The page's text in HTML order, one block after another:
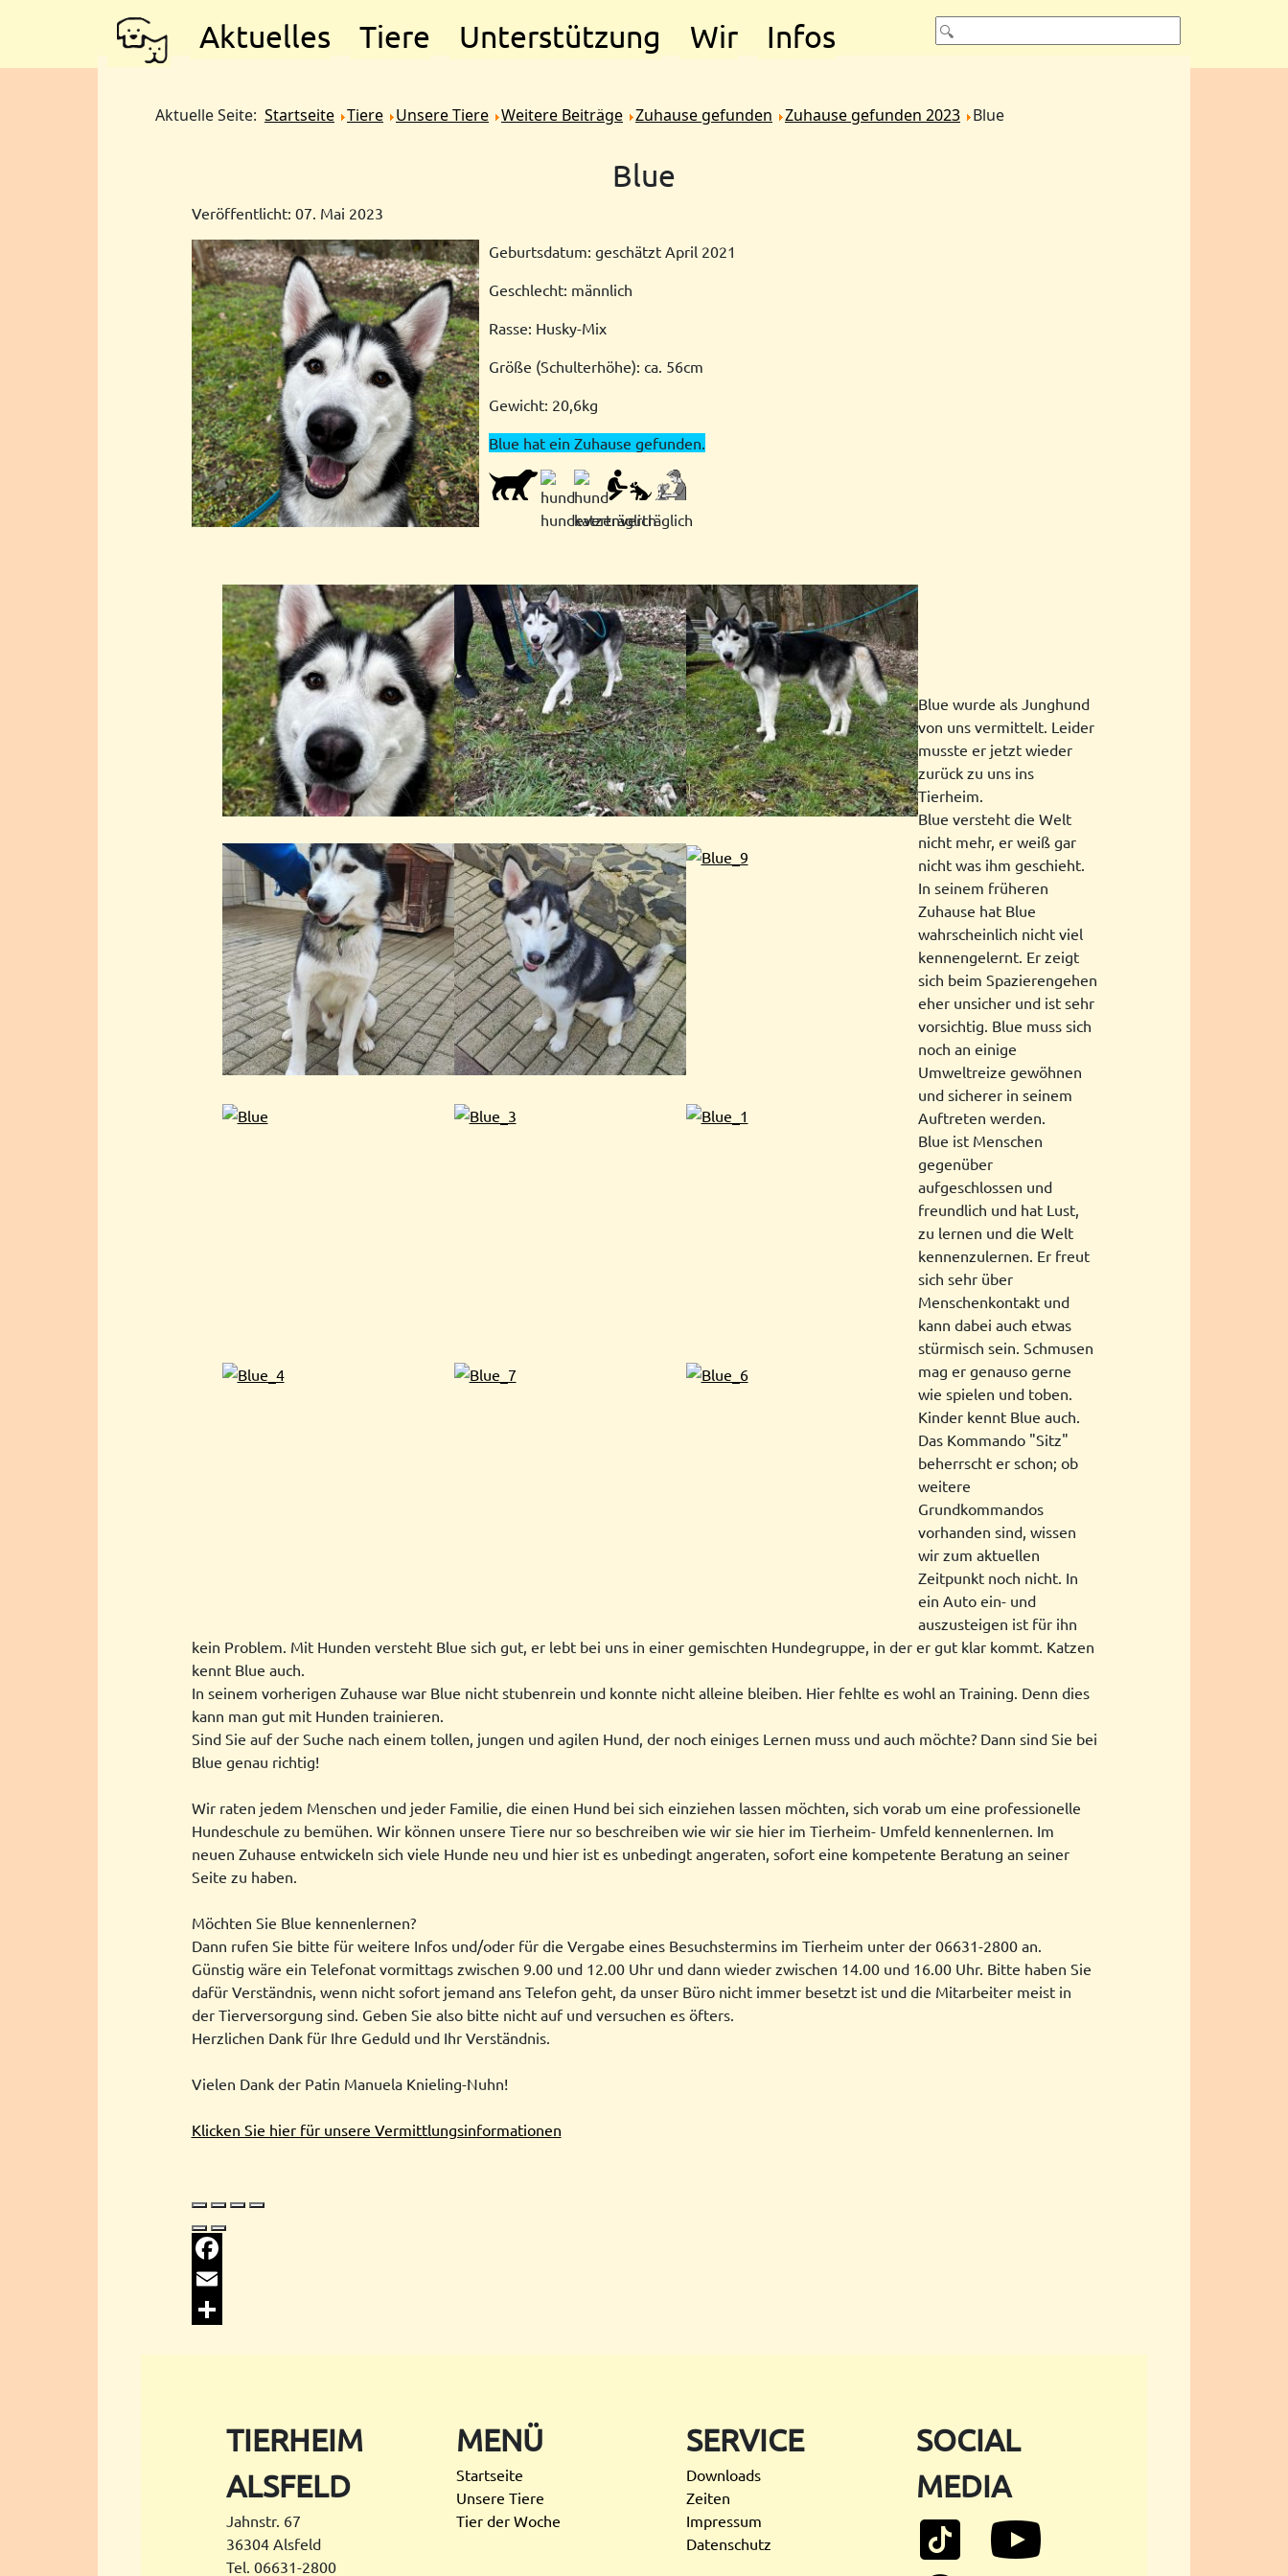
Aktuelles Tiere Unterstützung Wir Infos
Aktuelle Seite: Startseite Tiere Unsere Tiere Weitere Beiträge Zuhause gefunden Zuhause gefunden 2023 Blue
Blue
Veröffentlicht: 07. Mai 2023
Geburtsdatum: geschätzt April 2021
Geschlecht: männlich
Rasse: Husky-Mix
Größe (Schulterhöhe): ca. 56cm
Gewicht: 20,6kg
Blue hat ein Zuhause gefunden.
Blue wurde als Junghund
von uns vermittelt. Leider
musste er jetzt wieder
zurück zu uns ins
Tierheim.
Blue versteht die Welt
nicht mehr, er weiß gar
nicht was ihm geschieht.
In seinem früheren
Zuhause hat Blue
wahrscheinlich nicht viel
kennengelernt. Er zeigt
sich beim Spazierengehen
eher unsicher und ist sehr
vorsichtig. Blue muss sich
noch an einige
Umweltreize gewöhnen
und sicherer in seinem
Auftreten werden.
Blue ist Menschen
gegenüber
aufgeschlossen und
freundlich und hat Lust,
zu lernen und die Welt
kennenzulernen. Er freut
sich sehr über
Menschenkontakt und
kann dabei auch etwas
stürmisch sein. Schmusen
mag er genauso gerne
wie spielen und toben.
Kinder kennt Blue auch.
Das Kommando "Sitz"
beherrscht er schon; ob
weitere
Grundkommandos
vorhanden sind, wissen
wir zum aktuellen
Zeitpunkt noch nicht. In
ein Auto ein- und
auszusteigen ist für ihn
kein Problem. Mit Hunden versteht Blue sich gut, er lebt bei uns in einer gemischten Hundegruppe, in der er gut klar kommt. Katzen
kennt Blue auch.
In seinem vorherigen Zuhause war Blue nicht stubenrein und konnte nicht alleine bleiben. Hier fehlte es wohl an Training. Denn dies
kann man gut mit Hunden trainieren.
Sind Sie auf der Suche nach einem tollen, jungen und agilen Hund, der noch einiges Lernen muss und auch möchte? Dann sind Sie bei
Blue genau richtig!
Wir raten jedem Menschen und jeder Familie, die einen Hund bei sich einziehen lassen möchten, sich vorab um eine professionelle
Hundeschule zu bemühen. Wir können unsere Tiere nur so beschreiben wie wir sie hier im Tierheim- Umfeld kennenlernen. Im
neuen Zuhause entwickeln sich viele Hunde neu und hier ist es unbedingt angeraten, sofort eine kompetente Beratung an seiner
Seite zu haben.
Möchten Sie Blue kennenlernen?
Dann rufen Sie bitte für weitere Infos und/oder für die Vergabe eines Besuchstermins im Tierheim unter der 06631-2800 an.
Günstig wäre ein Telefonat vormittags zwischen 9.00 und 12.00 Uhr und dann wieder zwischen 14.00 und 16.00 Uhr. Bitte haben Sie
dafür Verständnis, wenn nicht sofort jemand ans Telefon geht, da unser Büro nicht immer besetzt ist und die Mitarbeiter meist in
der Tierversorgung sind. Geben Sie also bitte nicht auf und versuchen es öfters.
Herzlichen Dank für Ihre Geduld und Ihr Verständnis.
Vielen Dank der Patin Manuela Knieling-Nuhn!
Klicken Sie hier für unsere Vermittlungsinformationen
Facebook
Email
TIERHEIM
ALSFELD
Jahnstr. 67
36304 Alsfeld
Tel. 06631-2800
MENÜ
Startseite
Unsere Tiere
Tier der Woche
SERVICE
Downloads
Zeiten
Impressum
Datenschutz
SOCIAL
MEDIA